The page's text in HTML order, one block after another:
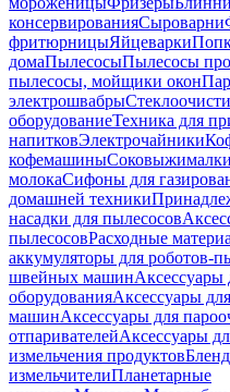
консервированияСыроварни
фритюрницыЯйцеварки
домаПылесосыПылесосы
пылесосы, мойщики окон
электрошвабры
оборудованиеТехника для
напитковЭлектрочайники
кофемашиныСоковыжималки
молокаСифоны для
домашней техники
насадки для пылесосов
пылесосовРасходные
аккумуляторы для роботов-
швейных машин
оборудованияАксессуары
машинАксессуары для
отпаривателейАксессуары
измельчения продуктов
измельчителиПланетарные